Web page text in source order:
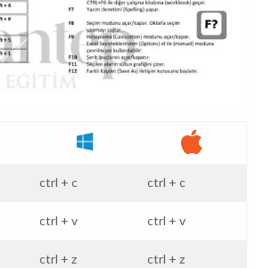
ctrl + c ctrl + c
ctrl + v ctrl + v
ctrl + z ctrl + z